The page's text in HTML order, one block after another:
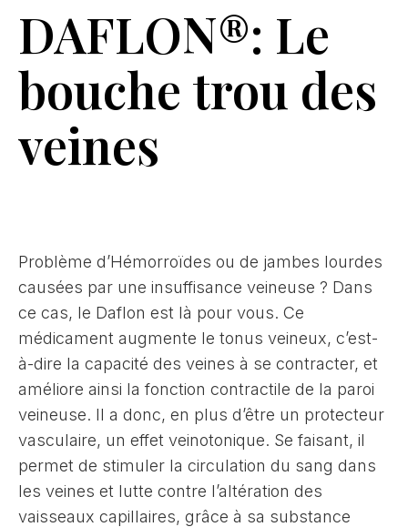
DAFLON®: Le
bouche trou des
veines
Problème d’Hémorroïdes ou de jambes lourdes
causées par une insuffisance veineuse ? Dans
ce cas, le Daflon est là pour vous. Ce
médicament augmente le tonus veineux, c’est-
à-dire la capacité des veines à se contracter, et
améliore ainsi la fonction contractile de la paroi
veineuse. Il a donc, en plus d’être un protecteur
vasculaire, un effet veinotonique. Se faisant, il
permet de stimuler la circulation du sang dans
les veines et lutte contre l’altération des
vaisseaux capillaires, grâce à sa substance